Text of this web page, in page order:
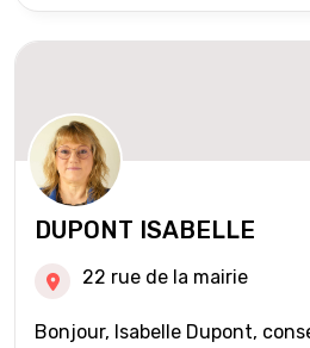
DUPONT ISABELLE
22 rue de la mairie
Bonjour, Isabelle Dupont,